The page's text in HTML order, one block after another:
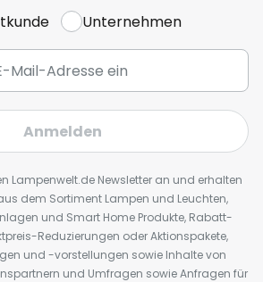
Unternehmen
Anmelden
Lampenwelt.de Newsletter an und erhalten
dem Sortiment Lampen und Leuchten,
und Smart Home Produkte, Rabatt-
Reduzierungen oder Aktionspakete,
und -vorstellungen sowie Inhalte von
und Umfragen sowie Anfragen für